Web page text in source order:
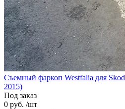
Съемный фаркоп Westfalia для
2015)
Под заказ
0 руб. /шт